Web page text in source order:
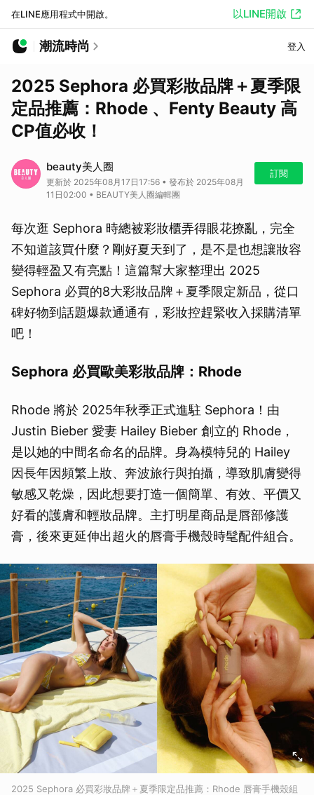
在LINE應用程式中開啟。 以LINE開啟
潮流時尚 登入
2025 Sephora 必買彩妝品牌＋夏季限
定品推薦：Rhode 、Fenty Beauty 高
CP值必收！
beauty美人圈
更新於 2025年08月17日17:56 • 發布於 2025年08月
11日02:00 • BEAUTY美人圈編輯團
訂閱
每次逛 Sephora 時總被彩妝櫃弄得眼花撩亂，完全
不知道該買什麼？剛好夏天到了，是不是也想讓妝容
變得輕盈又有亮點！這篇幫大家整理出 2025
Sephora 必買的8大彩妝品牌＋夏季限定新品，從口
碑好物到話題爆款通通有，彩妝控趕緊收入採購清單
吧！
Sephora 必買歐美彩妝品牌：Rhode
Rhode 將於 2025年秋季正式進駐 Sephora！由
Justin Bieber 愛妻 Hailey Bieber 創立的 Rhode，
是以她的中間名命名的品牌。身為模特兒的 Hailey
因長年因頻繁上妝、奔波旅行與拍攝，導致肌膚變得
敏感又乾燥，因此想要打造一個簡單、有效、平價又
好看的護膚和輕妝品牌。主打明星商品是唇部修護
膏，後來更延伸出超火的唇膏手機殼時髦配件組合。
2025 Sephora 必買彩妝品牌＋夏季限定品推薦：Rhode 唇膏手機殼組